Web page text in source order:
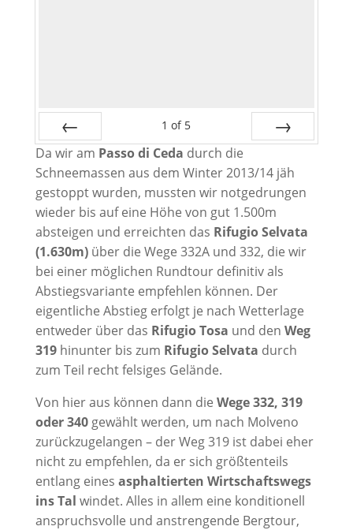
Prev
1 of 5
Da wir am Passo di Ceda durch die
Schneemassen aus dem Winter 2013/14 jäh
gestoppt wurden, mussten wir notgedrungen
wieder bis auf eine Höhe von gut 1.500m
absteigen und erreichten das Rifugio Selvata
(1.630m)über die Wege 332A und 332, die wir
bei einer möglichen Rundtour definitiv als
Abstiegsvariante empfehlen können. Der
eigentliche Abstieg erfolgt je nach Wetterlage
entweder über das Rifugio Tosa und den Weg
319hinunter bis zum Rifugio Selvata durch
zum Teil recht felsiges Gelände.
Von hier aus können dann die Wege 332, 319
oder 340gewählt werden, um nach Molveno
zurückzugelangen – der Weg 319 ist dabei eher
nicht zu empfehlen, da er sich größtenteils
entlang eines asphaltierten Wirtschaftswegs
ins Tal windet. Alles in allem eine konditionell
anspruchsvolle und anstrengende Bergtour,